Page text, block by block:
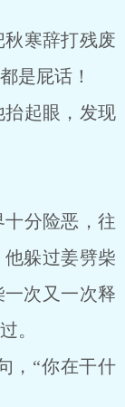
寒辞打残废
是屁话！
起眼，发现
分险恶，往
躲过姜劈柴
次又一次释
。
“你在干什